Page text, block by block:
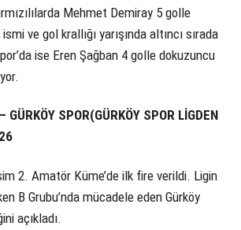
Mehmet Demiray 5 golle
ve gol krallığı yarışında altıncı sırada
ise Eren Şağban 4 golle dokuzuncu
GÜRKÖY SPOR(GÜRKÖY SPOR LİGDEN
2. Amatör Küme’de ilk fire verildi. Ligin
B Grubu’nda mücadele eden Gürköy
açıkladı.